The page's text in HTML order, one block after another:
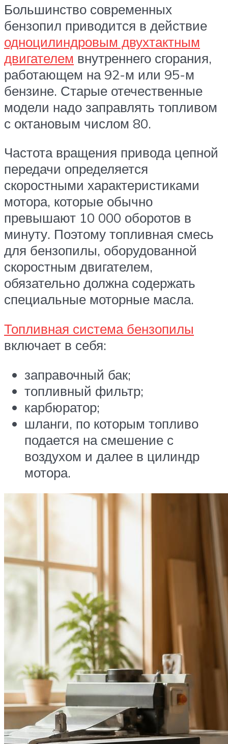
Большинство современных
бензопил приводится в действие
одноцилиндровым двухтактным
двигателем внутреннего сгорания,
работающем на 92-м или 95-м
бензине. Старые отечественные
модели надо заправлять топливом
с октановым числом 80.
Частота вращения привода цепной
передачи определяется
скоростными характеристиками
мотора, которые обычно
превышают 10 000 оборотов в
минуту. Поэтому топливная смесь
для бензопилы, оборудованной
скоростным двигателем,
обязательно должна содержать
специальные моторные масла.
Топливная система бензопилы
включает в себя:
заправочный бак;
топливный фильтр;
карбюратор;
шланги, по которым топливо
подается на смешение с
воздухом и далее в цилиндр
мотора.